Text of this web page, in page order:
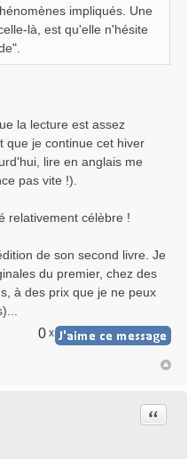
impliqués. Une
là, est qu'elle n'hésite
la lecture est assez
que je continue cet hiver
lire en anglais me
pas vite !).
relativement célèbre !
de son second livre. Je
du premier, chez des
à des prix que je ne peux
0 x
Citer